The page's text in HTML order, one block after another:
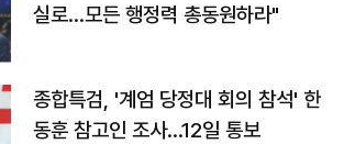
실로…모든 행정력 총동원하라"
종합특검, '계엄 당정대 회의 참석' 한
동훈 참고인 조사...12일 통보